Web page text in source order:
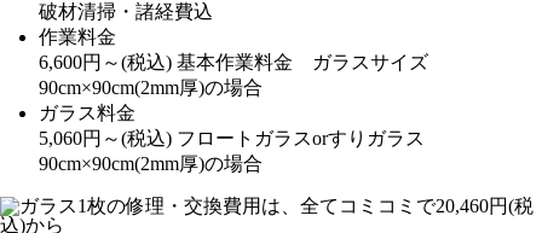
破材清掃・諸経費込
作業料金
6,600円～(税込) 基本作業料金 ガラスサイズ
90cm×90cm(2mm厚)の場合
ガラス料金
5,060円～(税込) フロートガラスorすりガラス
90cm×90cm(2mm厚)の場合